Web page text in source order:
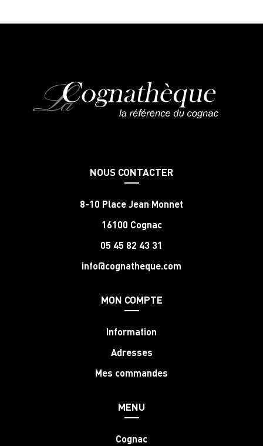
NOUS CONTACTER
8-10 Place Jean Monnet
16100 Cognac
05 45 82 43 31
info@cognatheque.com
MON COMPTE
Information
Adresses
Mes commandes
MENU
Cognac